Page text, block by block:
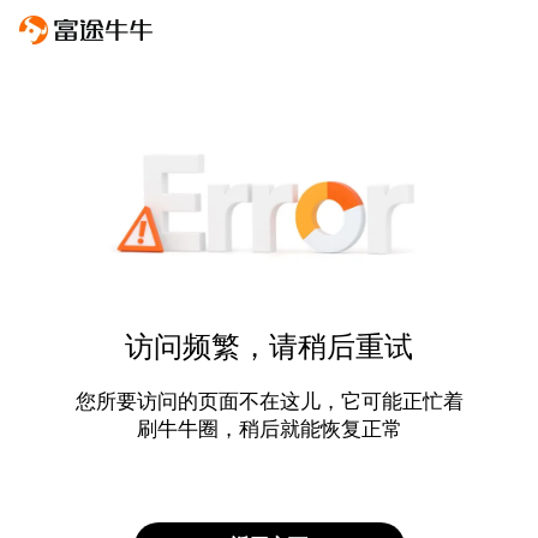
访问频繁，请稍后重试
您所要访问的页面不在这儿，它可能正忙着
刷牛牛圈，稍后就能恢复正常